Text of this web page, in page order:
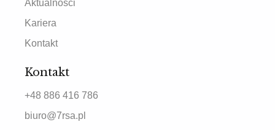
Aktualności
Kariera
Kontakt
Kontakt
+48 886 416 786
biuro@7rsa.pl